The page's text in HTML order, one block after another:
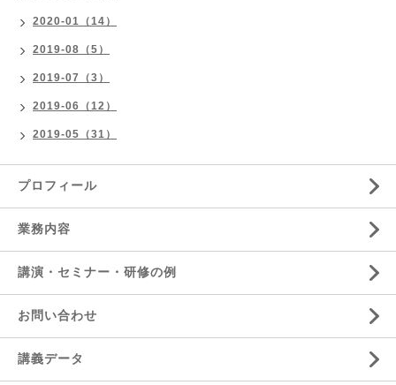
2020-01（14）
2019-08（5）
2019-07（3）
2019-06（12）
2019-05（31）
プロフィール
業務内容
講演・セミナー・研修の例
お問い合わせ
講義データ